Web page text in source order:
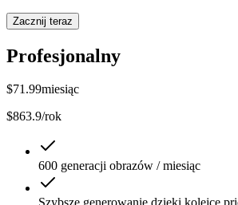
Zacznij teraz
Profesjonalny
$71.99miesiąc
$863.9/rok
600 generacji obrazów / miesiąc